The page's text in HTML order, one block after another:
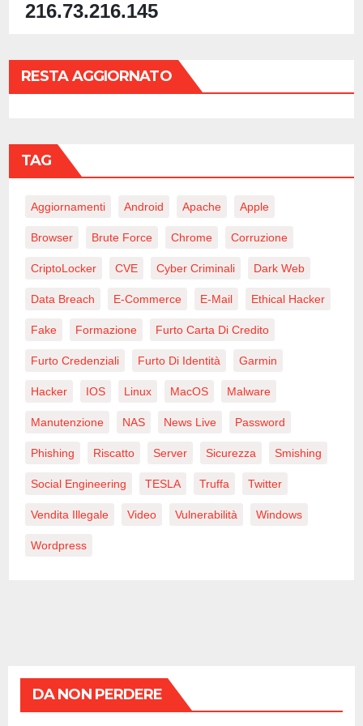
216.73.216.145
RESTA AGGIORNATO
TAG
Aggiornamenti Android Apache Apple
Browser Brute Force Chrome Corruzione
CriptoLocker CVE Cyber Criminali Dark Web
Data Breach E-Commerce E-Mail Ethical Hacker
Fake Formazione Furto Carta Di Credito
Furto Credenziali Furto Di Identità Garmin
Hacker IOS Linux MacOS Malware
Manutenzione NAS News Live Password
Phishing Riscatto Server Sicurezza Smishing
Social Engineering TESLA Truffa Twitter
Vendita Illegale Video Vulnerabilità Windows
Wordpress
DA NON PERDERE